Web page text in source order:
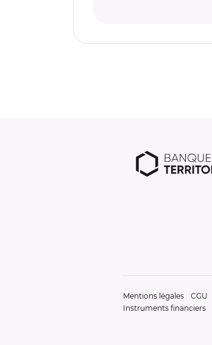
Mentions légales CGU
Instruments financiers